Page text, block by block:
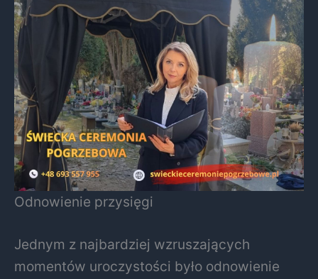
Odnowienie przysięgi
Jednym z najbardziej wzruszających
momentów uroczystości było odnowienie